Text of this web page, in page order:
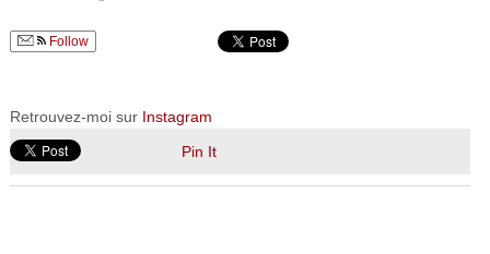
Follow
Retrouvez-moi sur Instagram
Pin It